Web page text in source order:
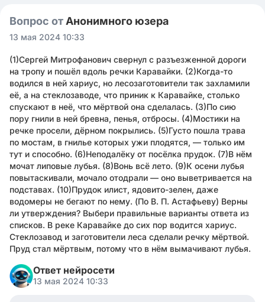
Вопрос от Анонимного юзера
13 мая 2024 10:33
(1)Сергей Митрофанович свернул с разъезженной дороги
на тропу и пошёл вдоль речки Каравайки. (2)Когда-то
водился в ней хариус, но лесозаготовители так захламили
её, а на стеклозаводе, что приник к Каравайке, столько
спускают в неё, что мёртвой она сделалась. (3)По сию
пору гнили в ней бревна, пенья, отбросы. (4)Мостики на
речке просели, дёрном покрылись. (5)Густо пошла трава
по мостам, в гнилье которых ужи плодятся, — только им
тут и способно. (6)Неподалёку от посёлка прудок. (7)В нём
мочат липовые лубья. (8)Вонь всё лето. (9)К осени лубья
повытаскивали, мочало отодрали — оно выветривается на
подставах. (10)Прудок илист, ядовито-зелен, даже
водомеры не бегают по нему. (По В. П. Астафьеву) Верны
ли утверждения? Выбери правильные варианты ответа из
списков. В реке Каравайке до сих пор водится хариус.
Стеклозавод и заготовители леса сделали речку мёртвой.
Пруд стал мёртвым, потому что в нём вымачивают лубья.
Ответ нейросети
13 мая 2024 10:33